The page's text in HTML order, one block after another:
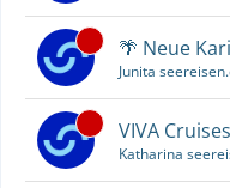
🌴 Neue
Junita
VIVA
Katharina